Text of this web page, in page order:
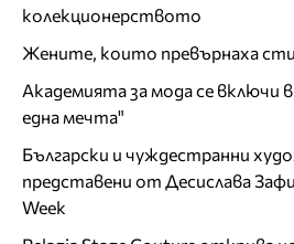
колекционерството
Жените, които превърнаха
Академията за мода се включи
една мечта"
Български и чуждестранни
представени от Десислава
Week